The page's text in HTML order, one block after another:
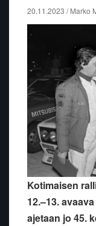
20.11.2023 / Marko
Kotimaisen
12.–13.
ajetaan jo 45.